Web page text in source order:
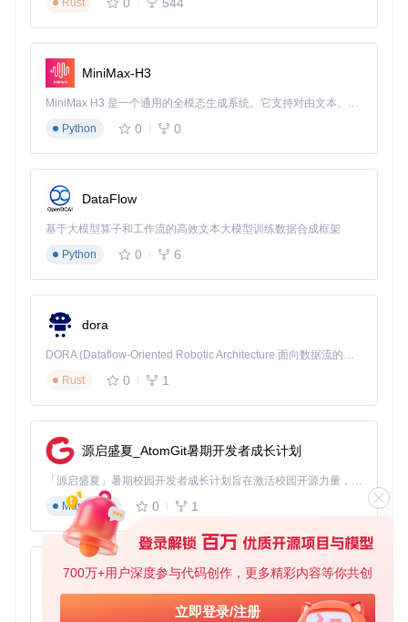
700万+用户深度参与代码创作，更多精彩内容等你共创
立即登录/注册
# configuration.yaml 本地控制基础配置
xiaomi_home:
local:
gateway_ip: "192.168.1.100"
gateway_token:
"your_gateway_token"
# 网关通信令牌
discovery:
true # 自动发现局域网内设备
混合控制架构：灵活切换的智能方案
混合控制架构结合了云端和本地控制的优势，可根据设备类型
和网络状况自动切换控制方式。WiFi设备优先使用本地控制，
Zigbee/BLE设备通过网关转发，当本地连接不可用时自动 fall
back 到云端控制。
启动时检测网关状态，可用则初始化本地连接
设备接入时检查协议版本，支持MIoT-Spec-V2则优先本地
控制
定期监控本地连接质量，异常时自动切换至云端
：
# configuration.yaml 混合控制配置
xiaomi_home:
cloud:
username: "your_mi_account@example.com"
password: "your_mi_password"
local:
gateway_ip: "192.168.1.100"
gateway_token:
priority:
"local_first" # 控制优先级，可选local_first/
[!TIP] 查看设备连接类型的方法：在Home Assistant开发者
工具中检查实体属性的connection_type字段，local表
表示云端连接。
Rust
MiniMax-H3
MiniMax H3 是一个通用的全模态生成系统。它支持对由文本、图像、视频和音频组成的多模态上下文进行统一理解，并能生成分辨率高达 2K、时长可达 15 秒的带原生立体声音频的视频。得益于面向任务泛化的系统设计，H3 在预训练阶段就已具备广泛的多模态上下文理解与生成能力，能够出色地执行复杂的多模态指令。
Python
0 0
DataFlow
基于大模型算子和工作流的高效文本大模型训练数据合成框架
Python
0 6
dora
DORA (Dataflow-Oriented Robotic Architecture 面向数据流的机器人架构) 是为 AI 与具身智能机器人打造的高性能开发框架，以数据流范式重构开发逻辑，原生支持分布式部署与端边云协同 —— 无需复杂适配，即可实现一体端到端具身大小脑、VLA等模型部署，无缝衔接感知、推理、控制全链路，让 AI 能力与机器人动作深度融合。 依托 Rust 内核与零拷贝通信技术，它将具身大小脑、VLA等模型推理、多模态数据融合延迟压缩至微秒级，同时兼容 ROS2 生态与国产 AI 芯片，彻底降低具身智能机器人的开发门槛，让分布式部署下的 AI 赋能创新更高效、更灵活。
Rust
0 1
源启盛夏_AtomGit暑期开发者成长计划
「源启盛夏」暑期校园开发者成长计划旨在激活校园开源力量，通过积分激励、认证扶持、资源倾斜等形式，引导高校组织和开发者完成「入驻 — 建项目 — 做贡献 — 获认证 — 得资源」的完整闭环。无论你是想带领社团入驻平台的组织者，还是希望用代码贡献证明自己的开发者，都能在这里找到属于你的成长路径。
Markdown
0 1
py-xiaozhi
基于Python的Xiaozhi AI，适用于想要完整Xiaozhi体验而无需拥有专用硬件的用户。